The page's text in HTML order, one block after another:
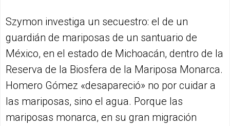
Szymon investiga un secuestro: el de un
guardián de mariposas de un santuario de
México, en el estado de Michoacán, dentro de la
Reserva de la Biosfera de la Mariposa Monarca.
Homero Gómez «desapareció» no por cuidar a
las mariposas, sino el agua. Porque las
mariposas monarca, en su gran migración